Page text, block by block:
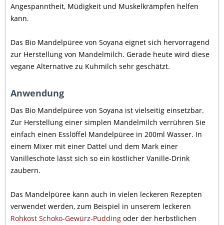
Angespanntheit, Müdigkeit und Muskelkrämpfen helfen
kann.
Das Bio Mandelpüree von Soyana eignet sich hervorragend
zur Herstellung von Mandelmilch. Gerade heute wird diese
vegane Alternative zu Kuhmilch sehr geschätzt.
Anwendung
Das Bio Mandelpüree von Soyana ist vielseitig einsetzbar.
Zur Herstellung einer simplen Mandelmilch verrühren Sie
einfach einen Esslöffel Mandelpüree in 200ml Wasser. In
einem Mixer mit einer Dattel und dem Mark einer
Vanilleschote lässt sich so ein köstlicher Vanille-Drink
zaubern.
Das Mandelpüree kann auch in vielen leckeren Rezepten
verwendet werden, zum Beispiel in unserem leckeren
Rohkost Schoko-Gewürz-Pudding oder der herbstlichen